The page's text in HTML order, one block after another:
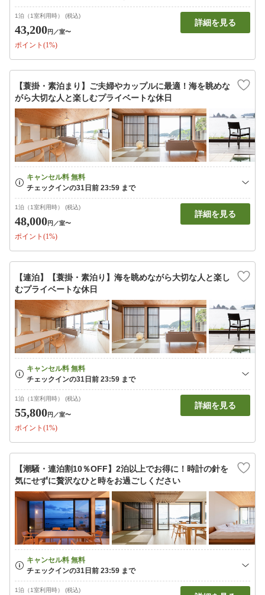
1泊（1室利用時） (税込)
43,200円 ／室〜
ポイント(1%)
詳細を見る
【蓑掛・素泊まり】ご夫婦やカップルに最適！海を眺めな
がら大切な人と楽しむプライベートな休日
1泊（1室利用時） (税込)
48,000円 ／室〜
ポイント(1%)
詳細を見る
【連泊】【蓑掛・素泊り】海を眺めながら大切な人と楽し
むプライベートな休日
1泊（1室利用時） (税込)
55,800円 ／室〜
ポイント(1%)
詳細を見る
【潮騒・連泊割10％OFF】2泊以上でお得に！時計の針を
気にせずに贅沢なひと時をお過ごしください
1泊（1室利用時） (税込)